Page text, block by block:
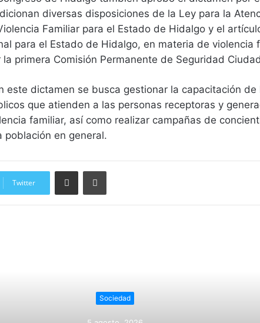
diversas disposiciones de la Ley para la
Familiar para el Estado de Hidalgo y el
para el Estado de Hidalgo, en materia de violencia
la primera Comisión Permanente de Seguridad
este dictamen se busca gestionar la capacitación de
que atienden a las personas receptoras y
familiar, así como realizar campañas de
población en general.
Twitter
Compartir vía email Imprimir
Sociedad